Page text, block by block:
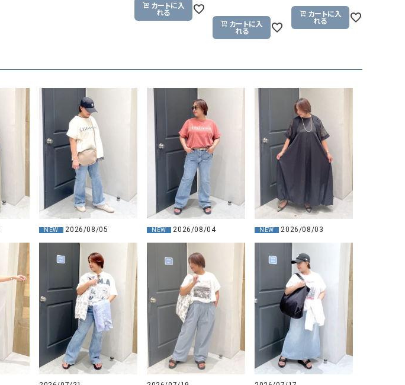
（ｇ） （グラム） upper hights（アッパーハイ
Gives a sense of fullment +phenix（フェニックス）
カートに入
れる
カートに入
れる
カートに入
れる
NEW 2026/08/05 NEW 2026/08/04 NEW 2026/08/03